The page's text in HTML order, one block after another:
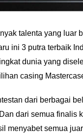
talenta yang
ini 3 putra terbaik
dunia yang
casing
dari berbagai
dari semua finalis
menyabet semua